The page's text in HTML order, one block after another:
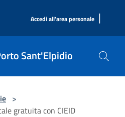
Accedi all'area personale |
Sant'Elpidio
>
gratuita con CIEID